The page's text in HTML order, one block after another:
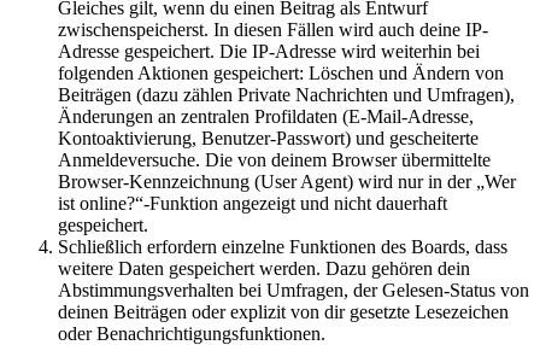
Gleiches gilt, wenn du einen Beitrag als Entwurf
zwischenspeicherst. In diesen Fällen wird auch deine IP-
Adresse gespeichert. Die IP-Adresse wird weiterhin bei
folgenden Aktionen gespeichert: Löschen und Ändern von
Beiträgen (dazu zählen Private Nachrichten und Umfragen),
Änderungen an zentralen Profildaten (E-Mail-Adresse,
Kontoaktivierung, Benutzer-Passwort) und gescheiterte
Anmeldeversuche. Die von deinem Browser übermittelte
Browser-Kennzeichnung (User Agent) wird nur in der „Wer
ist online?“-Funktion angezeigt und nicht dauerhaft
gespeichert.
Schließlich erfordern einzelne Funktionen des Boards, dass
weitere Daten gespeichert werden. Dazu gehören dein
Abstimmungsverhalten bei Umfragen, der Gelesen-Status von
deinen Beiträgen oder explizit von dir gesetzte Lesezeichen
oder Benachrichtigungsfunktionen.